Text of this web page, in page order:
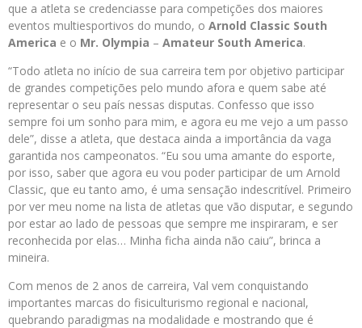
que a atleta se credenciasse para competições dos maiores
eventos multiesportivos do mundo, o Arnold Classic South
America e o Mr. Olympia – Amateur South America.
“Todo atleta no início de sua carreira tem por objetivo participar
de grandes competições pelo mundo afora e quem sabe até
representar o seu país nessas disputas. Confesso que isso
sempre foi um sonho para mim, e agora eu me vejo a um passo
dele”, disse a atleta, que destaca ainda a importância da vaga
garantida nos campeonatos. “Eu sou uma amante do esporte,
por isso, saber que agora eu vou poder participar de um Arnold
Classic, que eu tanto amo, é uma sensação indescritível. Primeiro
por ver meu nome na lista de atletas que vão disputar, e segundo
por estar ao lado de pessoas que sempre me inspiraram, e ser
reconhecida por elas… Minha ficha ainda não caiu”, brinca a
mineira.
Com menos de 2 anos de carreira, Val vem conquistando
importantes marcas do fisiculturismo regional e nacional,
quebrando paradigmas na modalidade e mostrando que é